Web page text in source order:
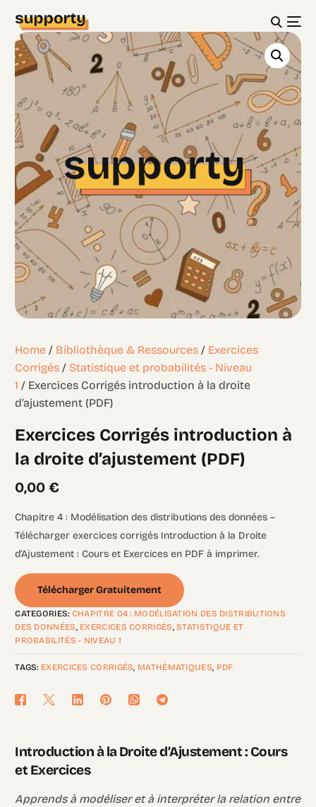
Home / Bibliothèque & Ressources / Exercices
Corrigés / Statistique et probabilités - Niveau
1 / Exercices Corrigés introduction à la droite
d’ajustement (PDF)
Exercices Corrigés introduction à
la droite d’ajustement (PDF)
0,00€
Chapitre 4 : Modélisation des distributions des données –
Télécharger exercices corrigés Introduction à la Droite
d’Ajustement : Cours et Exercices en PDF à imprimer.
Télécharger Gratuitement
CATEGORIES: CHAPITRE 04 : MODÉLISATION DES DISTRIBUTIONS
DES DONNÉES, EXERCICES CORRIGÉS,STATISTIQUE ET
PROBABILITÉS - NIVEAU 1
TAGS: EXERCICES CORRIGÉS, MATHÉMATIQUES, PDF
Introduction à la Droite d’Ajustement : Cours
et Exercices
Apprends à modéliser et à interpréter la relation entre